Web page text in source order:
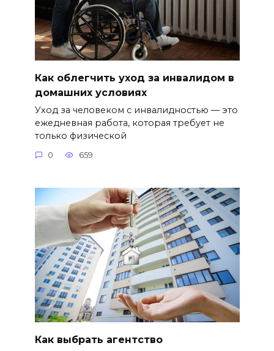
Как облегчить уход за инвалидом в
домашних условиях
Уход за человеком с инвалидностью — это
ежедневная работа, которая требует не
только физической
0 659
Как выбрать агентство